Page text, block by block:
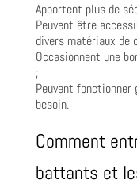
Apportent plus de
Peuvent être
divers matériaux de
Occasionnent une
;
Peuvent fonctionner
besoin.
Comment
battants et